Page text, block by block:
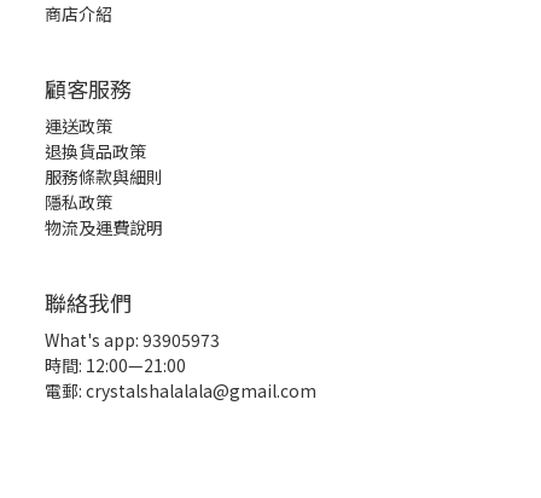
商店介紹
顧客服務
運送政策
退換貨品政策
服務條款與細則
隱私政策
物流及運費說明
聯絡我們
What's app: 93905973
時間: 12:00—21:00
電郵: crystalshalalala@gmail.com